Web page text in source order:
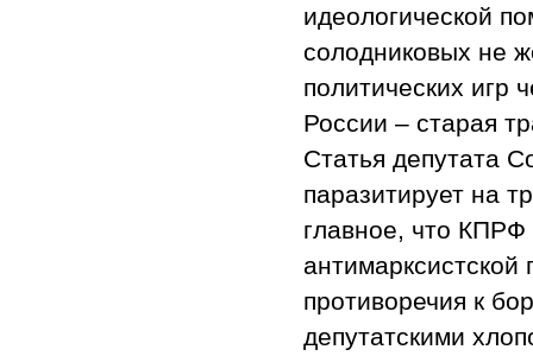
идеологической
солодниковых не
политических игр
России – старая
Статья депутата
паразитирует на
главное, что КПРФ
противоречия к
депутатскими